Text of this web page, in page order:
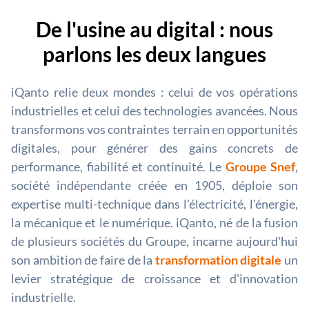
De l'usine au digital : nous
parlons les deux langues
iQanto relie deux mondes : celui de vos opérations
industrielles et celui des technologies avancées. Nous
transformons vos contraintes terrain en opportunités
digitales, pour générer des gains concrets de
performance, fiabilité et continuité. Le Groupe Snef,
société indépendante créée en 1905, déploie son
expertise multi-technique dans l'électricité, l'énergie,
la mécanique et le numérique. iQanto, né de la fusion
de plusieurs sociétés du Groupe, incarne aujourd'hui
son ambition de faire de la transformation digitale un
levier stratégique de croissance et d'innovation
industrielle.